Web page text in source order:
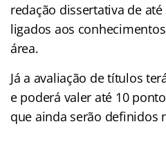
redação dissertativa de
ligados aos
área.
Já a avaliação de títulos
e poderá valer até 10
que ainda serão definidos